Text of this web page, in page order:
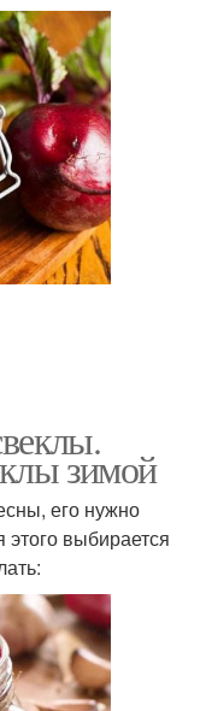
зимой
его нужно
этого выбирается